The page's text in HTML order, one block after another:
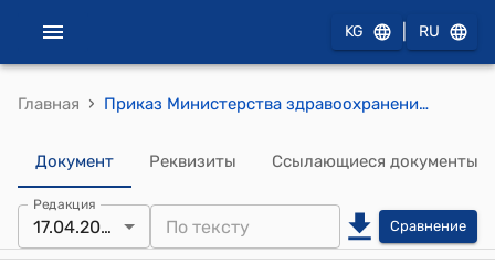
KG RU
Главная › Приказ Министерства здравоохранения КР от 17 апреля 2025 года № 416 "Об утверждении стандартов государственных услуг, оказываемых Министерством здравоохранения Кыргызской Республики в области предоставления услуг регистрации, выдачи справок, удостоверений и других документов, а также их копий и дубликатов, включенных в Единый реестр государственных услуг"
Документ Реквизиты Ссылающиеся документы
Редакция
17.04.2025 Сравнение